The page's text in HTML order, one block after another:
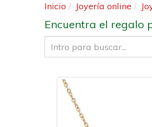
Inicio Joyería online
Encuentra el regalo